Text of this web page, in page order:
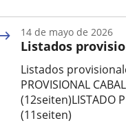
la
noticia
Listados
Listados
PROVISIONAL
(12seiten)LISTADO
(11seiten)
14 de mayo de 2026